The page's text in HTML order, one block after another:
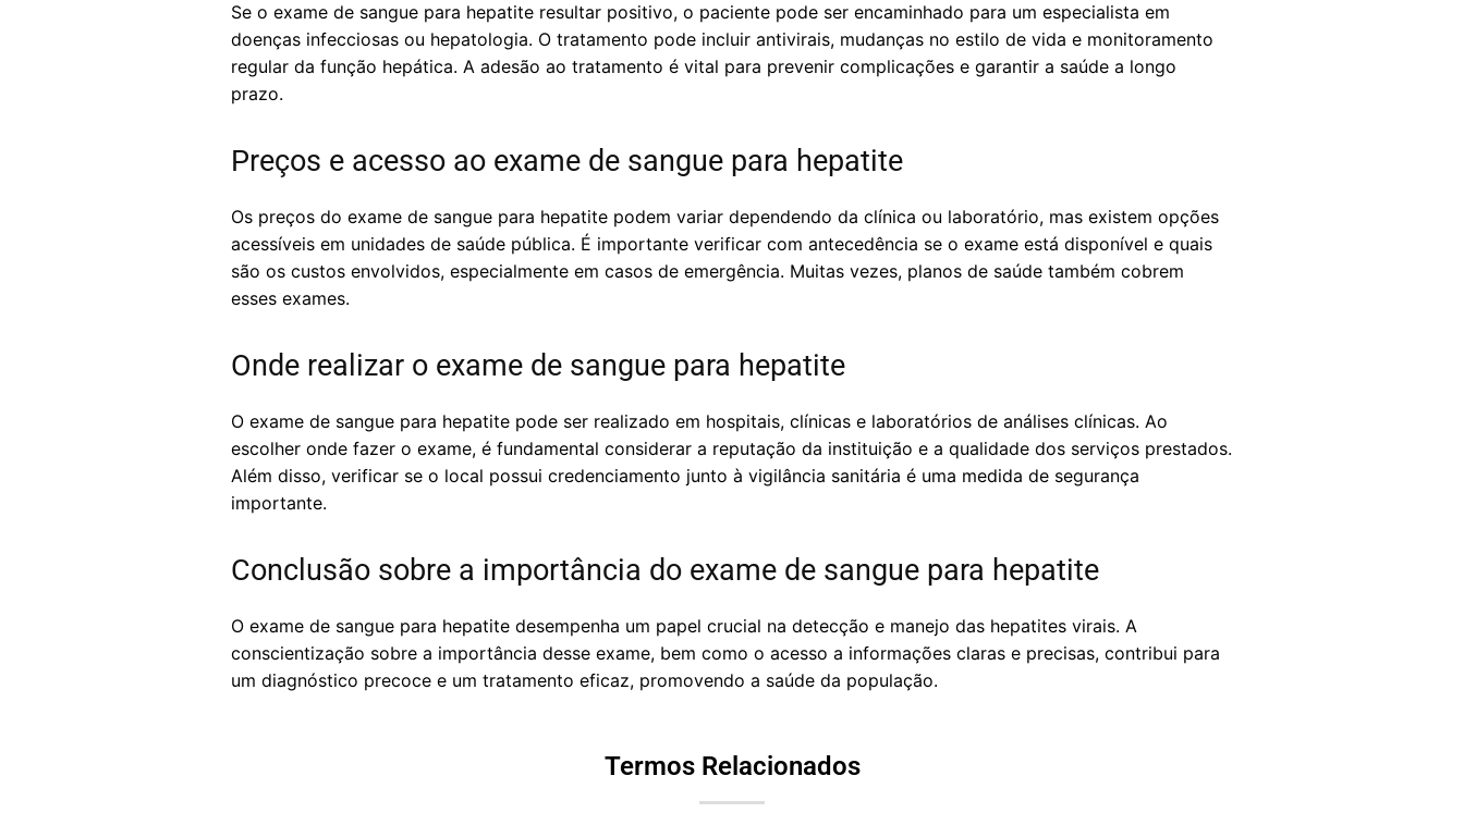
Se o exame de sangue para hepatite resultar positivo, o paciente pode ser encaminhado para um especialista em
doenças infecciosas ou hepatologia. O tratamento pode incluir antivirais, mudanças no estilo de vida e monitoramento
regular da função hepática. A adesão ao tratamento é vital para prevenir complicações e garantir a saúde a longo
prazo.
Preços e acesso ao exame de sangue para hepatite
Os preços do exame de sangue para hepatite podem variar dependendo da clínica ou laboratório, mas existem opções
acessíveis em unidades de saúde pública. É importante verificar com antecedência se o exame está disponível e quais
são os custos envolvidos, especialmente em casos de emergência. Muitas vezes, planos de saúde também cobrem
esses exames.
Onde realizar o exame de sangue para hepatite
O exame de sangue para hepatite pode ser realizado em hospitais, clínicas e laboratórios de análises clínicas. Ao
escolher onde fazer o exame, é fundamental considerar a reputação da instituição e a qualidade dos serviços prestados.
Além disso, verificar se o local possui credenciamento junto à vigilância sanitária é uma medida de segurança
importante.
Conclusão sobre a importância do exame de sangue para hepatite
O exame de sangue para hepatite desempenha um papel crucial na detecção e manejo das hepatites virais. A
conscientização sobre a importância desse exame, bem como o acesso a informações claras e precisas, contribui para
um diagnóstico precoce e um tratamento eficaz, promovendo a saúde da população.
Termos Relacionados